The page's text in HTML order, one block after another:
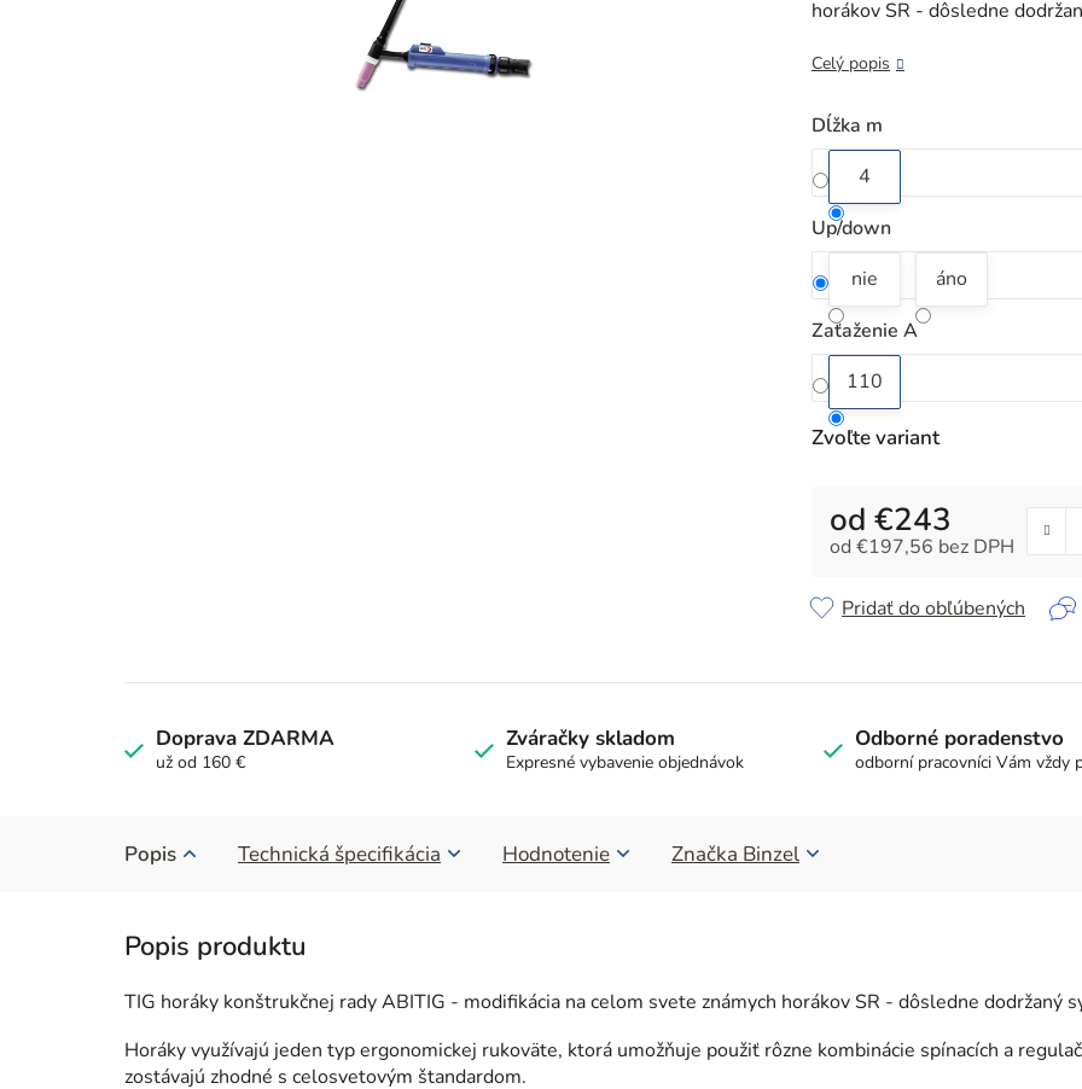
z
hviezdičiek.
horákov SR - dôsledne
Celý popis
Dĺžka m
4
Up/down
nie
áno
Zaťaženie A
110
Zvoľte variant
od €243
od €197,56 bez DPH
Pridať do obľúbených
Doprava ZDARMA
už od 160 €
Zváračky skladom
Expresné vybavenie objednávok
Odborné poradenstvo
odborní pracovníci Vám vždy
Popis Technická špecifikácia Hodnotenie Značka Binzel
TIG horáky konštrukčnej rady ABITIG - modifikácia na celom svete známych horákov SR - dôsledne dodržaný
Horáky využívajú jeden typ ergonomickej rukoväte, ktorá umožňuje použiť rôzne kombinácie spínacích a
zostávajú zhodné s celosvetovým štandardom.